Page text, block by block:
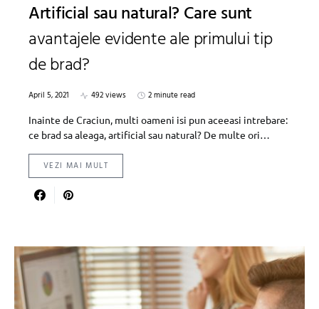
Artificial sau natural? Care sunt
avantajele evidente ale primului tip
de brad?
April 5, 2021 492 views
2 minute read
Inainte de Craciun, multi oameni isi pun aceeasi intrebare:
ce brad sa aleaga, artificial sau natural? De multe ori…
VEZI MAI MULT